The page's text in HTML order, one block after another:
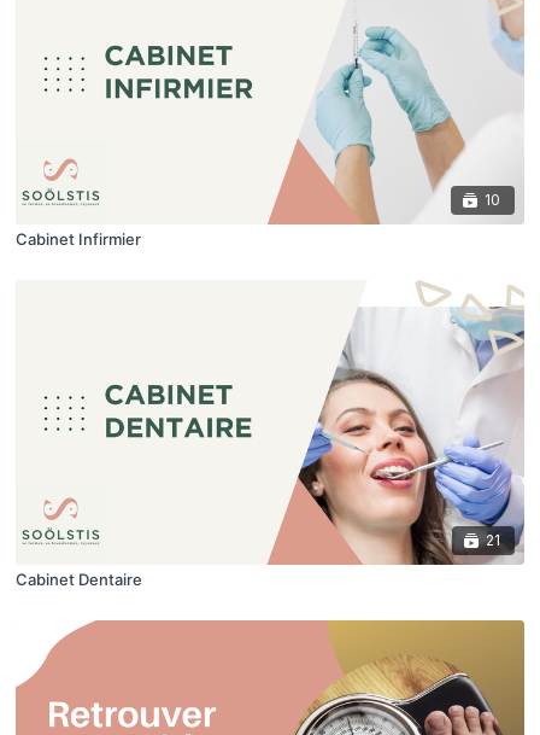
10
Cabinet Infirmier
21
Cabinet Dentaire